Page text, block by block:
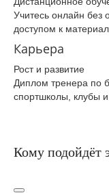
Учитесь онлайн без
доступом к
Карьера
Рост и развитие
Диплом тренера по
спортшколы, клубы
Кому подойдёт